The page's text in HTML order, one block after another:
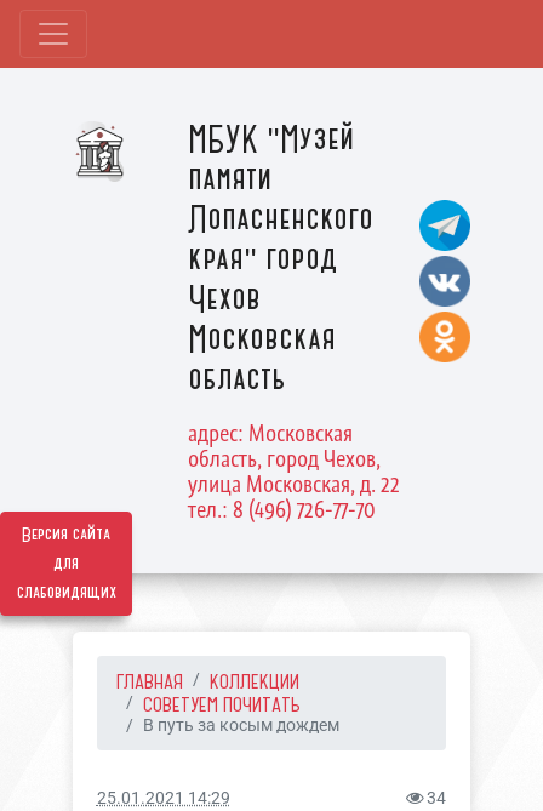
Версия сайта
для
слабовидящих
МБУК "Музей
памяти
Лопасненского
края" город
Чехов
Московская
область
адрес: Московская
область, город Чехов,
улица Московская, д. 22
тел.: 8 (496) 726-77-70
ГЛАВНАЯ
КОЛЛЕКЦИИ
СОВЕТУЕМ ПОЧИТАТЬ
В путь за косым дождем
25.01.2021 14:29 34